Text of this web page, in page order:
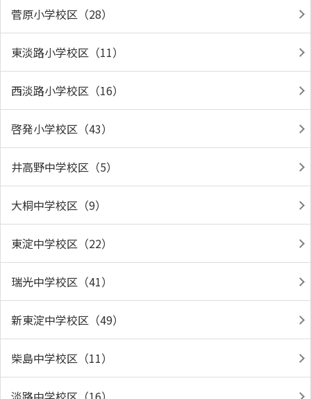
菅原小学校区（28）
東淡路小学校区（11）
西淡路小学校区（16）
啓発小学校区（43）
井高野中学校区（5）
大桐中学校区（9）
東淀中学校区（22）
瑞光中学校区（41）
新東淀中学校区（49）
柴島中学校区（11）